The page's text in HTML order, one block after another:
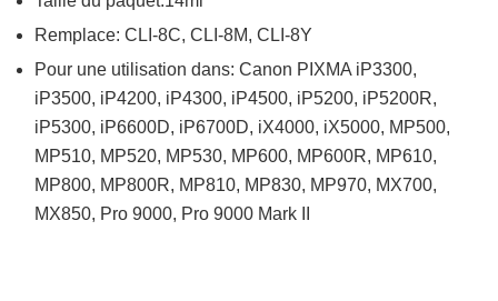
Remplace: CLI-8C, CLI-8M, CLI-8Y
Pour une utilisation dans: Canon PIXMA iP3300,
iP3500, iP4200, iP4300, iP4500, iP5200, iP5200R,
iP5300, iP6600D, iP6700D, iX4000, iX5000, MP500,
MP510, MP520, MP530, MP600, MP600R, MP610,
MP800, MP800R, MP810, MP830, MP970, MX700,
MX850, Pro 9000, Pro 9000 Mark II